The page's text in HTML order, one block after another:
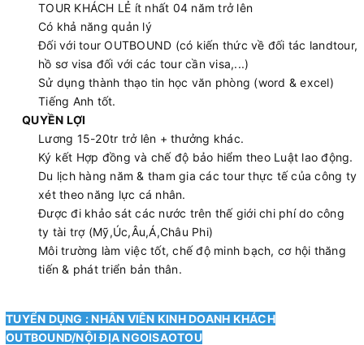
TOUR KHÁCH LẺ ít nhất 04 năm trở lên
Có khả năng quản lý
Đối với tour OUTBOUND (có kiến thức về đối tác landtour,
hồ sơ visa đối với các tour cần visa,...)
Sử dụng thành thạo tin học văn phòng (word & excel)
Tiếng Anh tốt.
QUYỀN LỢI
Lương 15-20tr trở lên + thưởng khác.
Ký kết Hợp đồng và chế độ bảo hiểm theo Luật lao động.
Du lịch hàng năm & tham gia các tour thực tế của công ty
xét theo năng lực cá nhân.
Được đi khảo sát các nước trên thế giới chi phí do công
ty tài trợ (Mỹ,Úc,Âu,Á,Châu Phi)
Môi trường làm việc tốt, chế độ minh bạch, cơ hội thăng
tiến & phát triển bản thân.
TUYỂN DỤNG : NHÂN VIÊN KINH DOANH KHÁCH
OUTBOUND/NỘI ĐỊA NGOISAOTOU